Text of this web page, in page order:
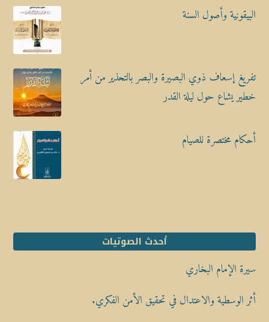
البيقونية وأصول السنة
تفريغ إسعاف ذوي البصيرة والبصر بالتحذير من أمر
خطير يشاع حول ليلة القدر
أحكام مختصرة للصيام
أحدث الصوتيات
سيرة الإمام البخاري
أثر الوسطية والاعتدال في تحقيق الأمن الفكري.